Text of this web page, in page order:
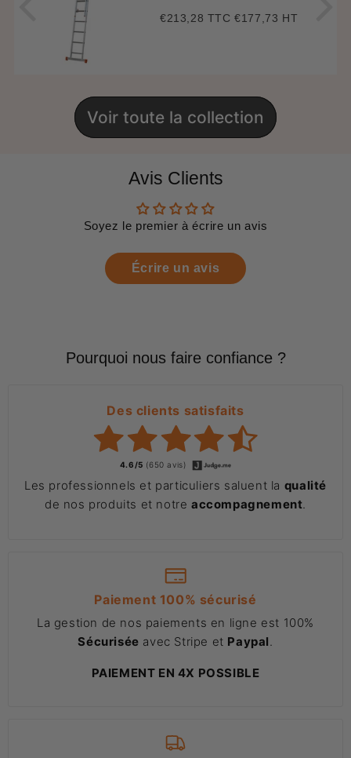
Prix
€213,28 TTC€213,28
€177,73 HT
Voir toute la collection
Avis Clients
Soyez le premier à écrire un avis
Écrire un avis
Pourquoi nous faire confiance ?
Des clients satisfaits
4.6/5 (650 avis)
Les professionnels et particuliers saluent la qualité
de nos produits et notre accompagnement.
Paiement 100% sécurisé
La gestion de nos paiements en ligne est 100%
Sécurisée avec Stripe et Paypal.
PAIEMENT EN 4X POSSIBLE